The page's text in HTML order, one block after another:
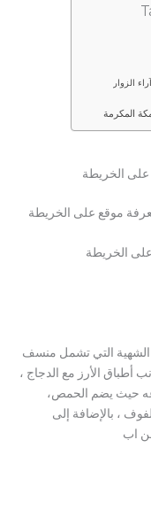
الزوار
المكرمة
الخريطة
موقع على الخريطة
الخريطة
الشهية التي تشمل منسف
أطباق الأرز مع الدجاج ،
حيث يضم الحمص،
، بالإضافة إلى
اب